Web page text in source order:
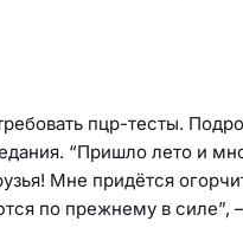
пцр-тесты.
“Пришло лето и
Мне придётся
по прежнему в силе”, –